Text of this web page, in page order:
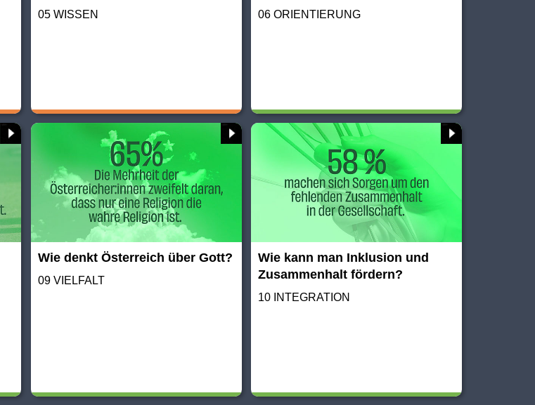
05 WISSEN 06 ORIENTIERUNG
Wie denkt Österreich über Gott?
09 VIELFALT
Wie kann man Inklusion und
Zusammenhalt fördern?
10 INTEGRATION